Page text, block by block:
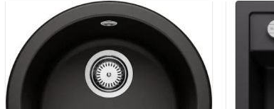
Dodaj
na
listu
želja